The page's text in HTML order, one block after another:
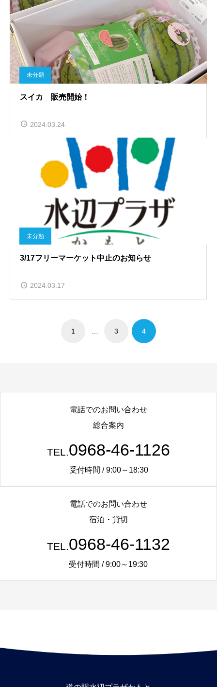
未分類
スイカ 販売開始！
2024.03.24
未分類
3/17フリーマーケット中止のお知らせ
2024.03.17
1 3 4
電話でのお問い合わせ
総合案内
TEL. 0968-46-1126
受付時間 / 9:00～18:30
電話でのお問い合わせ
宿泊・貸切
TEL. 0968-46-1132
受付時間 / 9:00～19:30